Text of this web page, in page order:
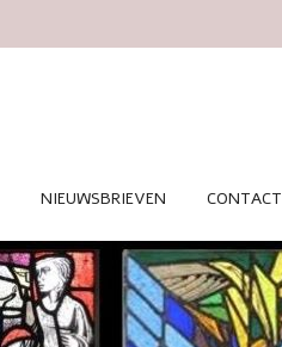
NIEUWSBRIEVEN CONTACT